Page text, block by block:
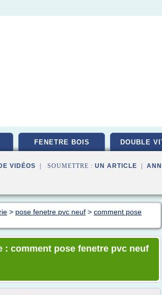
FENETRE BOIS DOUBLE
VIDÉOS | SOUMETTRE : UN ARTICLE
> pose fenetre pvc neuf > comment pose
: comment pose fenetre pvc neuf